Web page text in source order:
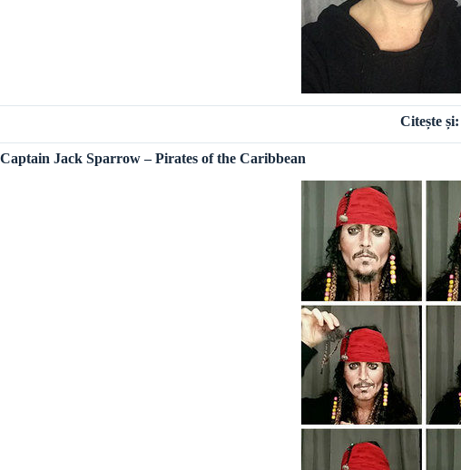
Citește și:
Captain Jack Sparrow – Pirates of the Caribbean